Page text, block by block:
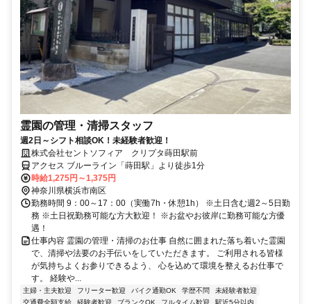
霊園の管理・清掃スタッフ
週2日～シフト相談OK！未経験者歓迎！
株式会社セントソフィア クリプタ蒔田駅前
アクセス ブルーライン「蒔田駅」より徒歩1分
時給1,275円～1,375円
神奈川県横浜市南区
勤務時間 9：00～17：00（実働7h・休憩1h） ※土日含む週2～5日勤
務 ※土日祝勤務可能な方大歓迎！ ※お盆やお彼岸に勤務可能な方優
遇！
仕事内容 霊園の管理・清掃のお仕事 自然に囲まれた落ち着いた霊園
で、清掃や法要のお手伝いをしていただきます。 ご利用される皆様
が気持ちよくお参りできるよう、 心を込めて環境を整えるお仕事で
す。 経験や...
主婦・主夫歓迎 フリーター歓迎 バイク通勤OK 学歴不問
未経験者歓迎
交通費全額支給
経験者歓迎 ブランクOK フルタイム歓迎
駅近5分以内